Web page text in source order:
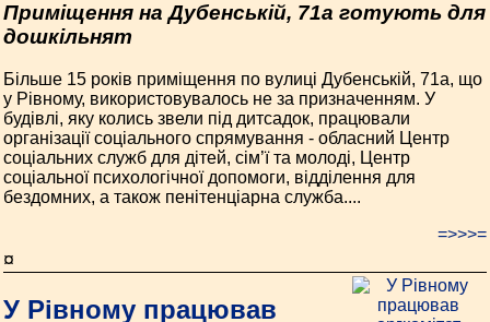
Приміщення на Дубенській, 71а готують для
дошкільнят
Більше 15 років приміщення по вулиці Дубенській, 71а, що
у Рівному, використовувалось не за призначенням. У
будівлі, яку колись звели під дитсадок, працювали
організації соціального спрямування - обласний Центр
соціальних служб для дітей, сім’ї та молоді, Центр
соціальної психологічної допомоги, відділення для
бездомних, а також пенітенціарна служба....
=>>>=
¤
У Рівному працював